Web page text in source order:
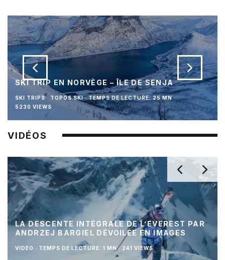
SKI TRIP EN NORVÈGE – ÎLE DE SENJA
SKI TRIPS TOPOS SKI · TEMPS DE LECTURE: 25 MN ·
5230 VIEWS
VIDÉOS
LA DESCENTE INTÉGRALE DE L’EVEREST PAR
ANDRZEJ BARGIEL DÉVOILÉE EN IMAGES
VIDÉO · TEMPS DE LECTURE: 1 MN · 241 VIEWS